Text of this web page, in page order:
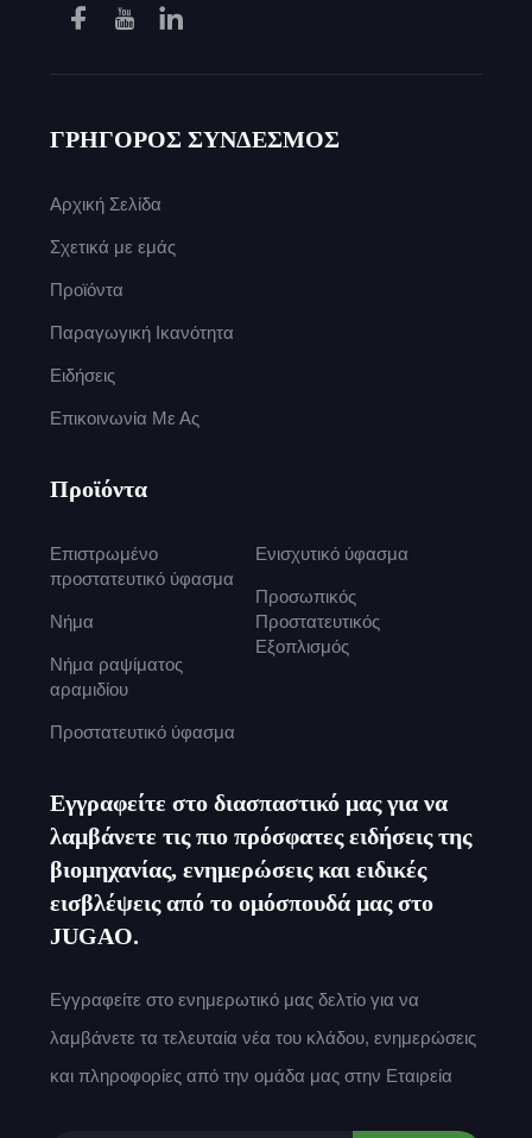
ΓΡΗΓΟΡΟΣ ΣΥΝΔΕΣΜΟΣ
Αρχική Σελίδα
Σχετικά με εμάς
Προϊόντα
Παραγωγική Ικανότητα
Ειδήσεις
Επικοινωνία Με Ας
Προϊόντα
Επιστρωμένο
προστατευτικό ύφασμα
Νήμα
Νήμα ραψίματος
αραμιδίου
Προστατευτικό ύφασμα
Ενισχυτικό ύφασμα
Προσωπικός
Προστατευτικός
Εξοπλισμός
Εγγραφείτε στο διασπαστικό μας για να
λαμβάνετε τις πιο πρόσφατες ειδήσεις της
βιομηχανίας, ενημερώσεις και ειδικές
εισβλέψεις από το ομόσπουδά μας στο
JUGAO.
Εγγραφείτε στο ενημερωτικό μας δελτίο για να
λαμβάνετε τα τελευταία νέα του κλάδου, ενημερώσεις
και πληροφορίες από την ομάδα μας στην Εταιρεία